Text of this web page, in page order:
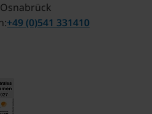
+49 (0)541 331410